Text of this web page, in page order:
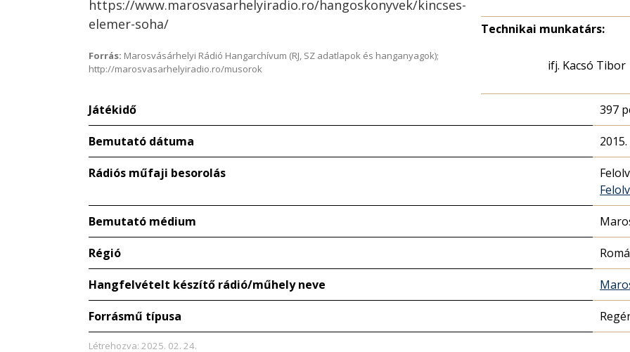
https://www.marosvasarhelyiradio.ro/hangoskonyvek/kincses-
elemer-soha/
Forrás: Marosvásárhelyi Rádió Hangarchívum (RJ, SZ adatlapok és hanganyagok);
http://marosvasarhelyiradio.ro/musorok
Technikai munkatárs:
ifj. Kacsó Tibor
Játékidő 397
Bemutató dátuma
Rádiós műfaji besorolás
Bemutató médium
Régió
Hangfelvételt készítő rádió/műhely neve
Forrásmű típusa
Létrehozva: 2025. 02. 24.